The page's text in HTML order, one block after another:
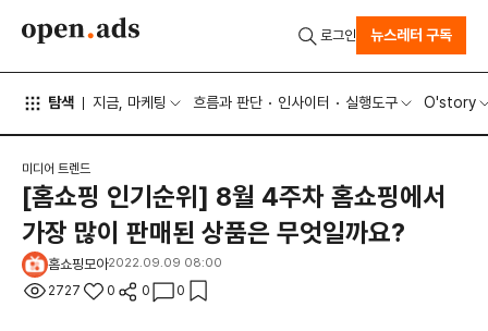
탐색 지금, 마케팅 흐름과 판단 인사이터 실행도구 O'story
로그인 뉴스레터 구독
미디어 트렌드
[홈쇼핑 인기순위] 8월 4주차 홈쇼핑에서
가장 많이 판매된 상품은 무엇일까요?
홈쇼핑모아2022.09.09 08:00
2727 0 0 0